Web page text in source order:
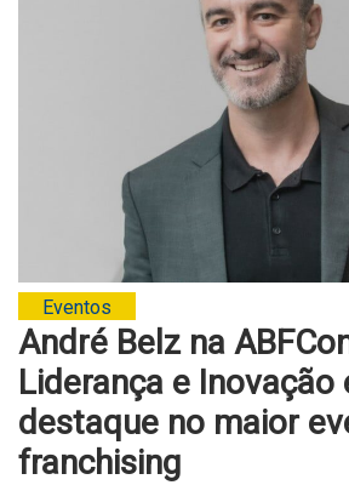
Eventos
André Belz na
Liderança e Inovação
destaque no maior
franchising